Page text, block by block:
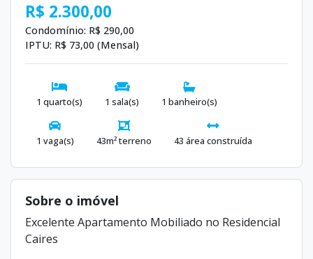
R$ 2.300,00
Condomínio: R$ 290,00
IPTU: R$ 73,00 (Mensal)
1 quarto(s) 1 sala(s) 1 banheiro(s)
1 vaga(s) 43m² terreno 43 área construída
Sobre o imóvel
Excelente Apartamento Mobiliado no Residencial
Caires